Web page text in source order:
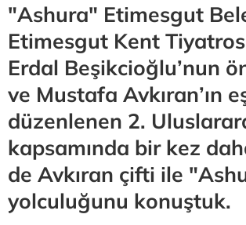
"Ashura" Etimesgut
Etimesgut Kent
Erdal Beşikcioğlu’nun
ve Mustafa Avkıran’ın
düzenlenen 2.
kapsamında bir kez
de Avkıran çifti ile
yolculuğunu konuştuk.